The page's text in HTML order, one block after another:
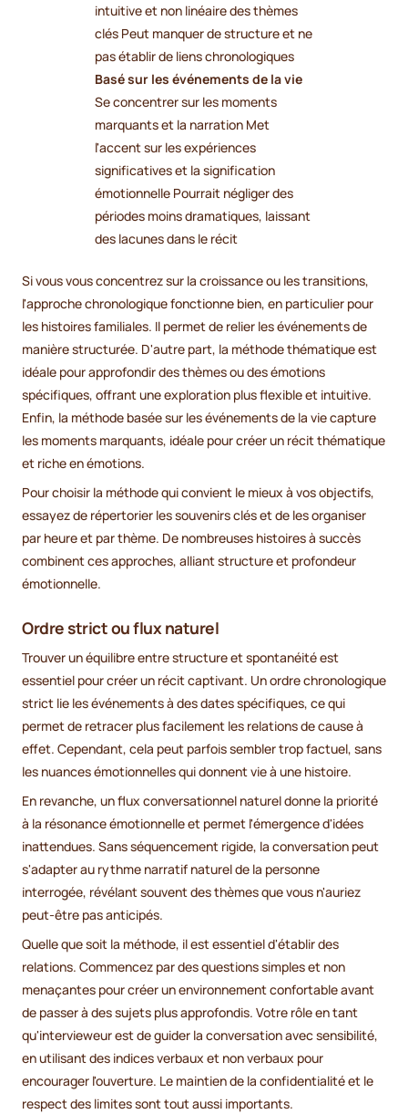
intuitive et non linéaire des thèmes
clés Peut manquer de structure et ne
pas établir de liens chronologiques
Basé sur les événements de la vie
Se concentrer sur les moments
marquants et la narration Met
l'accent sur les expériences
significatives et la signification
émotionnelle Pourrait négliger des
périodes moins dramatiques, laissant
des lacunes dans le récit
Si vous vous concentrez sur la croissance ou les transitions,
l'approche chronologique fonctionne bien, en particulier pour
les histoires familiales. Il permet de relier les événements de
manière structurée. D'autre part, la méthode thématique est
idéale pour approfondir des thèmes ou des émotions
spécifiques, offrant une exploration plus flexible et intuitive.
Enfin, la méthode basée sur les événements de la vie capture
les moments marquants, idéale pour créer un récit thématique
et riche en émotions.
Pour choisir la méthode qui convient le mieux à vos objectifs,
essayez de répertorier les souvenirs clés et de les organiser
par heure et par thème. De nombreuses histoires à succès
combinent ces approches, alliant structure et profondeur
émotionnelle.
Ordre strict ou flux naturel
Trouver un équilibre entre structure et spontanéité est
essentiel pour créer un récit captivant. Un ordre chronologique
strict lie les événements à des dates spécifiques, ce qui
permet de retracer plus facilement les relations de cause à
effet. Cependant, cela peut parfois sembler trop factuel, sans
les nuances émotionnelles qui donnent vie à une histoire.
En revanche, un flux conversationnel naturel donne la priorité
à la résonance émotionnelle et permet l'émergence d'idées
inattendues. Sans séquencement rigide, la conversation peut
s'adapter au rythme narratif naturel de la personne
interrogée, révélant souvent des thèmes que vous n'auriez
peut-être pas anticipés.
Quelle que soit la méthode, il est essentiel d'établir des
relations. Commencez par des questions simples et non
menaçantes pour créer un environnement confortable avant
de passer à des sujets plus approfondis. Votre rôle en tant
qu'intervieweur est de guider la conversation avec sensibilité,
en utilisant des indices verbaux et non verbaux pour
encourager l'ouverture. Le maintien de la confidentialité et le
respect des limites sont tout aussi importants.